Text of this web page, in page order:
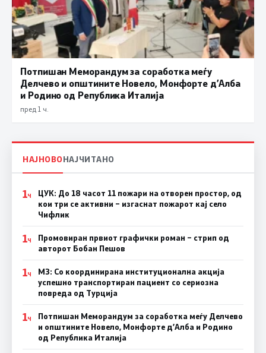
Потпишан Меморандум за соработка меѓу
Делчево и општините Новело, Монфорте д’Алба
и Родино од Република Италија
пред 1 ч.
НАЈНОВОНАЈЧИТАНО
1Ч
ЦУК: До 18 часот 11 пожари на отворен простор, од
кои три се активни – изгаснат пожарот кај село
Чифлик
1Ч
Промовиран првиот графички роман – стрип од
авторот Бобан Пешов
1Ч
МЗ: Со координирана институционална акција
успешно транспортиран пациент со сериозна
повреда од Турција
1Ч
Потпишан Меморандум за соработка меѓу Делчево
и општините Новело, Монфорте д’Алба и Родино
од Република Италија